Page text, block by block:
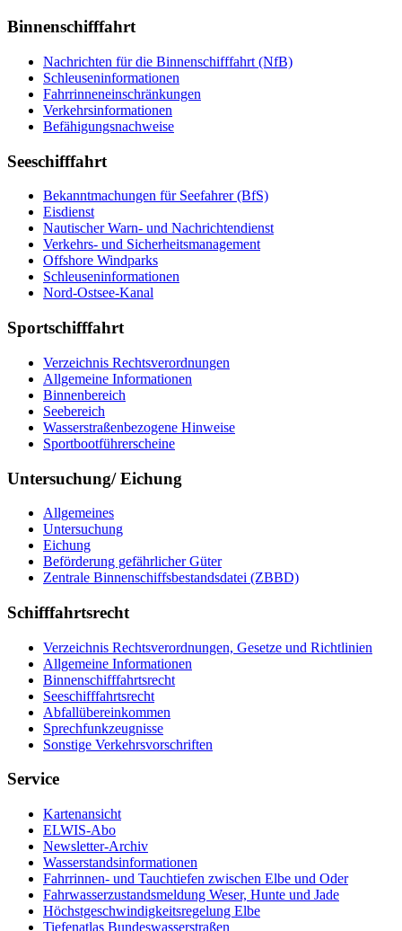
Binnenschifffahrt
Nach­rich­ten für die Bin­nen­schiff­fahrt (NfB)
Schleu­sen­in­for­ma­tio­nen
Fahr­rin­nen­ein­schrän­kun­gen
Ver­kehrs­in­for­ma­tio­nen
Be­fä­hi­gungs­nach­wei­se
Seeschifffahrt
Be­kannt­ma­chun­gen für See­fah­rer (BfS)
Eis­dienst
Nau­ti­scher Warn-​ und Nach­rich­ten­dienst
Ver­kehrs-​ und Si­cher­heits­ma­na­ge­ment
Offs­ho­re Wind­parks
Schleu­sen­in­for­ma­tio­nen
Nord-​Ost­see-​Ka­nal
Sportschifffahrt
Ver­zeich­nis Rechts­ver­ord­nun­gen
All­ge­mei­ne In­for­ma­tio­nen
Bin­nen­be­reich
See­be­reich
Was­ser­stra­ßen­be­zo­ge­ne Hin­wei­se
Sport­boot­füh­rer­schei­ne
Untersuchung/ Eichung
All­ge­mei­nes
Un­ter­su­chung
Ei­chung
Be­för­de­rung ge­fähr­li­cher Gü­ter
Zen­tra­le Bin­nen­schiffs­be­stands­da­tei (ZBBD)
Schifffahrtsrecht
Ver­zeich­nis Rechts­ver­ord­nun­gen, Ge­set­ze und Richt­li­ni­en
All­ge­mei­ne In­for­ma­tio­nen
Bin­nen­schiff­fahrts­recht
See­schiff­fahrts­recht
Ab­fall­über­ein­kom­men
Sprech­funk­zeug­nis­se
Sons­ti­ge Ver­kehrs­vor­schrif­ten
Service
Kar­ten­an­sicht
EL­WIS-​Abo
Newslet­ter-​Ar­chiv
Was­ser­stands­in­for­ma­tio­nen
Fahr­rin­nen-​ und Tauch­tie­fen zwi­schen El­be und Oder
Fahr­was­ser­zu­stands­mel­dung We­ser, Hun­te und Ja­de
Höchst­ge­schwin­dig­keits­re­ge­lung El­be
Tie­fe­n­at­las Bun­des­was­ser­stra­ßen